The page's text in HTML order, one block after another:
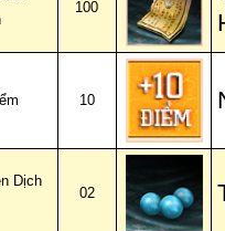
100
10
Dịch
02